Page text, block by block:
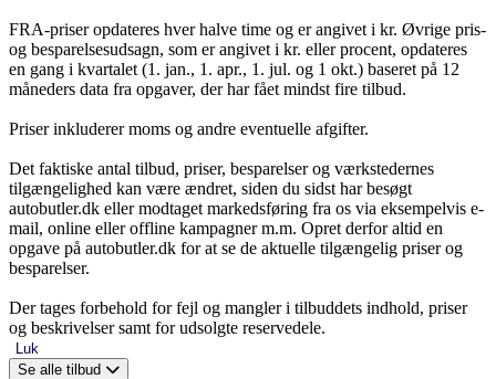
FRA-priser opdateres hver halve time og er angivet i kr. Øvrige pris-
og besparelsesudsagn, som er angivet i kr. eller procent, opdateres
en gang i kvartalet (1. jan., 1. apr., 1. jul. og 1 okt.) baseret på 12
måneders data fra opgaver, der har fået mindst fire tilbud.
Priser inkluderer moms og andre eventuelle afgifter.
Det faktiske antal tilbud, priser, besparelser og værkstedernes
tilgængelighed kan være ændret, siden du sidst har besøgt
autobutler.dk eller modtaget markedsføring fra os via eksempelvis e-
mail, online eller offline kampagner m.m. Opret derfor altid en
opgave på autobutler.dk for at se de aktuelle tilgængelig priser og
besparelser.
Der tages forbehold for fejl og mangler i tilbuddets indhold, priser
og beskrivelser samt for udsolgte reservedele.
Luk
Se alle tilbud